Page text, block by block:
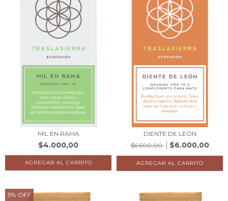
MIL EN RAMA
$4.000,00
DIENTE DE LEÓN
$6.500,00
$6.000,00
5% OFF